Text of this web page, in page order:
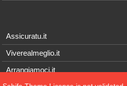
Assicuratu.it
Viverealmeglio.it
Arrangiamoci.it